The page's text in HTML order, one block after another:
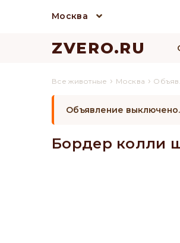
Москва
ZVERO.RU
Все животные › Москва ›
Объявление выключено.
Бордер колли